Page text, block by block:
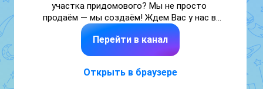
участка придомового? Мы не просто
продаём — мы создаём! Ждем Вас у нас в
салоне!
Перейти в канал
Открыть в браузере